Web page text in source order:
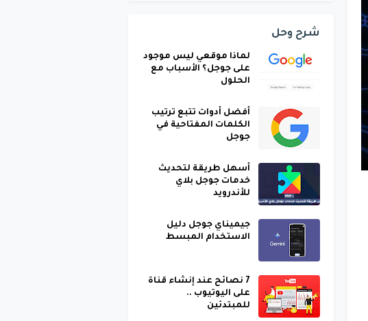
شرح وحل
لماذا موقعي ليس موجود
على جوجل؟ الأسباب مع
الحلول
أفضل أدوات تتبع ترتيب
الكلمات المفتاحية في
جوجل
أسهل طريقة لتحديث
خدمات جوجل بلاي
للأندرويد
جيميناي جوجل دليل
الاستخدام المبسط
7 نصائح عند إنشاء قناة
على اليوتيوب ..
للمبتدئين